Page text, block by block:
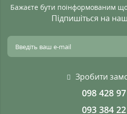
Бажаєте бути поінформованим
Підпишіться на
Зробити
098 428
093 384